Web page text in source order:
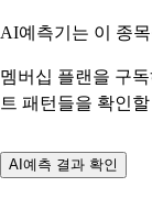
AI예측기는 이 종
멤버십 플랜을 구
트 패턴들을 확인
AI예측 결과 확인